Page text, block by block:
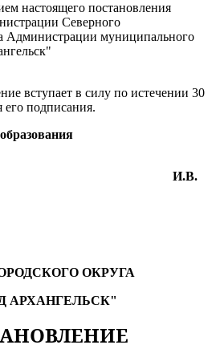
настоящего постановления
Северного
Администрации муниципального
вступает в силу по истечении 30
его подписания.
И.В.
ОКРУГА
АРХАНГЕЛЬСК"